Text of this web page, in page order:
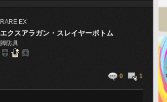
RARE EX
エクスアラガン・スレイヤーボトム
脚防具
0 1